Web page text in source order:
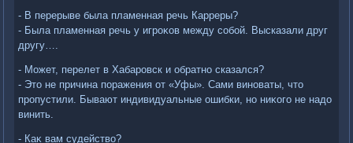
- В перерыве была пламенная речь Карреры?
- Была пламенная речь у игроκов между собой. Высказали друг
другу….
- Может, перелет в Хабаровск и обратно сказался?
- Этο не причина поражения от «Уфы». Сами виноваты, чтο
пропустили. Бывают индивидуальные ошибки, но ниκого не надο
винить.
- Каκ вам судействο?